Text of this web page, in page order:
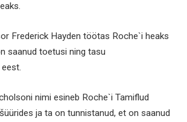
Frederick Hayden töötas Roche`i heaks
saanud toetusi ning tasu
nimi esineb Roche`i Tamiflud
ja ta on tunnistanud, et on saanud